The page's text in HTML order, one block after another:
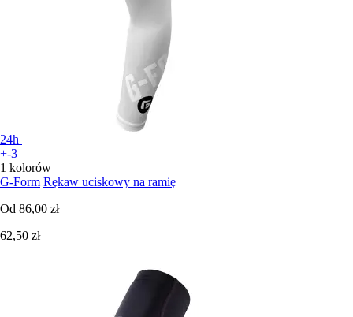
24h
+-3
1 kolorów
G-Form Rękaw uciskowy na ramię
Od 86,00 zł
62,50 zł